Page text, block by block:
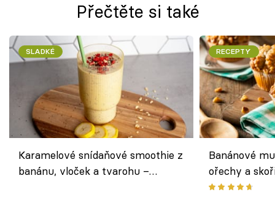
Přečtěte si také
SLADKÉ
Karamelové snídaňové smoothie z
banánu, vloček a tvarohu –
RECEPTY
Banánové
ořechy a